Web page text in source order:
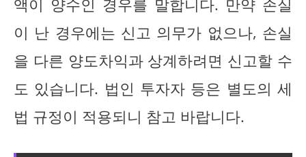
액이 양수인 경우를 말합니다. 만약 손실
이 난 경우에는 신고 의무가 없으나, 손실
을 다른 양도차익과 상계하려면 신고할 수
도 있습니다. 법인 투자자 등은 별도의 세
법 규정이 적용되니 참고 바랍니다.